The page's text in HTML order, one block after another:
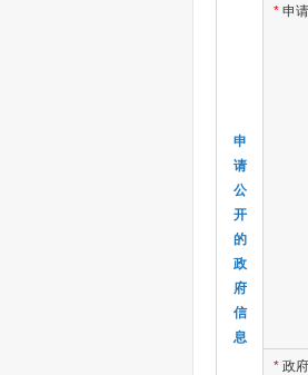
申
请
公
开
的
政
府
信
息
* 申
* 政